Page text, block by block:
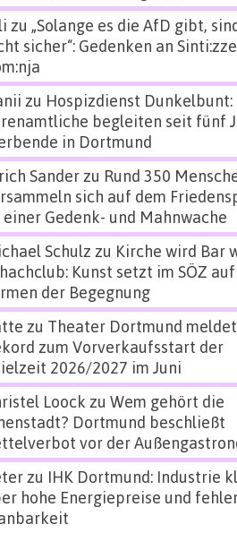
zu „Solange es die AfD gibt,
sicher“: Gedenken an
zu Hospizdienst Dunkelbunt:
begleiten seit fünf
in Dortmund
Sanderzu Rund 350
sich auf dem
einer Gedenk- und Mahnwache
Schulz zu Kirche wird Bar
Kunst setzt im SÖZ
der Begegnung
zu Theater Dortmund meldet
zum Vorverkaufsstart der
2026/2027 im Juni
Loock zu Wem gehört die
Dortmund beschließt
vor der
zu IHK Dortmund: Industrie
hohe Energiepreise und